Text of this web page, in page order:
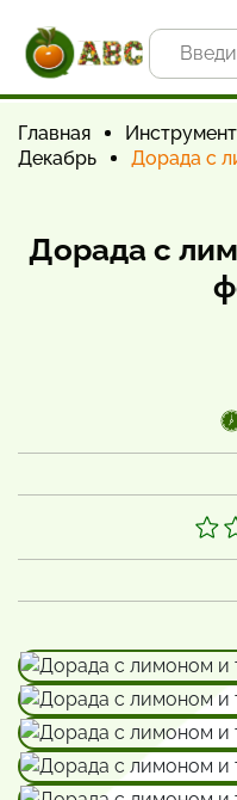
Главная
Декабрь
Дорада с
Дорада с